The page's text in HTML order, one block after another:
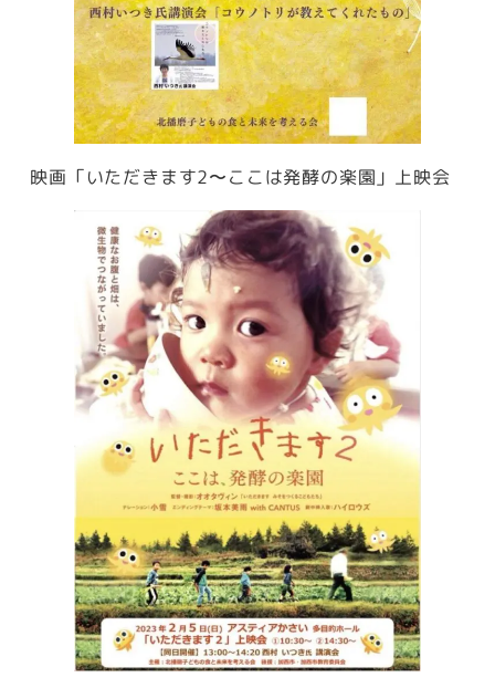
映画「いただきます2〜ここは発酵の楽園」上映会